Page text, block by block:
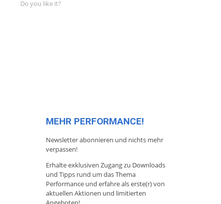
Do you like it?
MEHR PERFORMANCE!
Newsletter abonnieren und nichts mehr
verpassen!
Erhalte exklusiven Zugang zu Downloads
und Tipps rund um das Thema
Performance und erfahre als erste(r) von
aktuellen Aktionen und limitierten